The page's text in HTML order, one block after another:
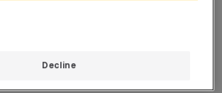
Decline